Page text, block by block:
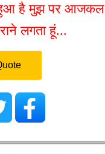
हुआ है मुझ पर आजकल
लगता हूं...